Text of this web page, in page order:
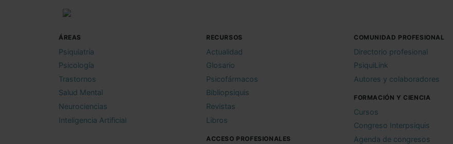
ÁREAS
Psiquiatría
Psicología
Trastornos
Salud Mental
Neurociencias
Inteligencia Artificial
RECURSOS
Actualidad
Glosario
Psicofármacos
Bibliopsiquis
Revistas
Libros
ACCESO PROFESIONALES
COMUNIDAD PROFESIONAL
Directorio profesional
PsiquiLink
Autores y colaboradores
FORMACIÓN Y CIENCIA
Cursos
Congreso Interpsiquis
Agenda de congresos